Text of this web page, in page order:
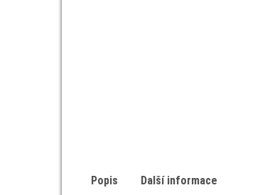
Popis Další informace